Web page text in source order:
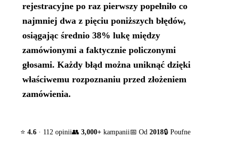
rejestracyjne po raz pierwszy popełniło co
najmniej dwa z pięciu poniższych błędów,
osiągając średnio 38% lukę między
zamówionymi a faktycznie policzonymi
głosami. Każdy błąd można uniknąć dzięki
właściwemu rozpoznaniu przed złożeniem
zamówienia.
⭐ 4.6 · 112 opinii👥 3,000+ kampanii📅 Od 2018🔒 Poufne